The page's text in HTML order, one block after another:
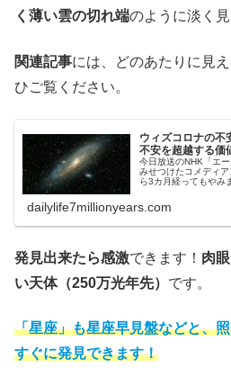
く薄い雲の切れ端のように淡く見
関連記事には、どのあたりに見
ひご覧ください。
ウィズコロナの不
不安を超越する価
今日放送のNHK「エ
みせつけたコメディ
ら3カ月経ってもやみ
dailylife7millionyears.com
発見出来たら感激できます！ 肉
い天体（250万光年先） です。
「星座」も星座早見盤などと、
すぐに発見できます！